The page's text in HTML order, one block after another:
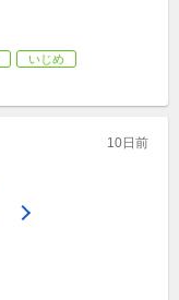
いじめ
10日前